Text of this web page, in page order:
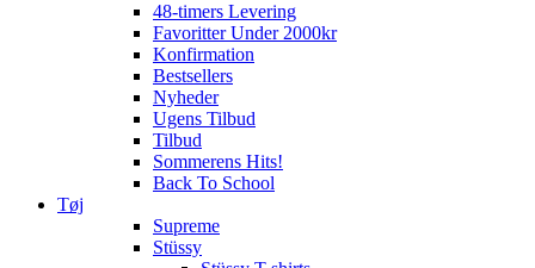
48-timers Levering
Favoritter Under 2000kr
Konfirmation
Bestsellers
Nyheder
Ugens Tilbud
Tilbud
Sommerens Hits!
Back To School
Tøj
Supreme
Stüssy